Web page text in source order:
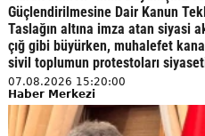
Güçlendirilmesine Dair Kanun
Taslağın altına imza atan siyasi
çığ gibi büyürken, muhalefet
sivil toplumun protestoları
07.08.2026 15:20:00
Haber Merkezi